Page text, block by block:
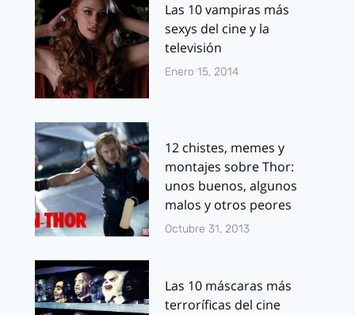
Las 10 vampiras más
sexys del cine y la
televisión
Enero 15, 2014
12 chistes, memes y
montajes sobre Thor:
unos buenos, algunos
malos y otros peores
Octubre 31, 2013
Las 10 máscaras más
terroríficas del cine